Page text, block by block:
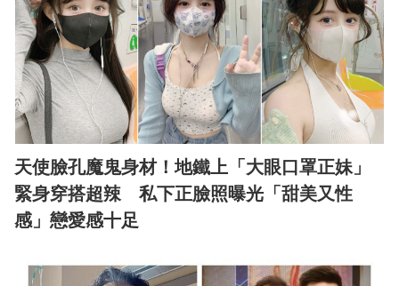
天使臉孔魔鬼身材！地鐵上「大眼口罩正妹」
緊身穿搭超辣 私下正臉照曝光「甜美又性
感」戀愛感十足